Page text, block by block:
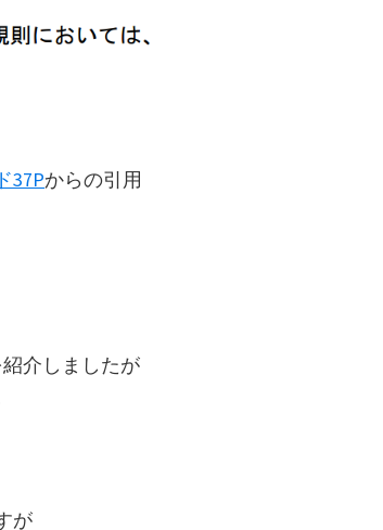
37Pからの引用
介しましたが
が